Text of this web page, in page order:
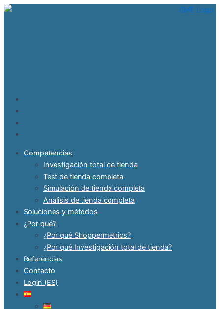
Ir
Competencias
Investigación total de tienda
Test de tienda completa
Simulación de tienda completa
Análisis de tienda completa
Soluciones y métodos
¿Por qué?
¿Por qué Shoppermetrics?
¿Por qué Investigación total de tienda?
Referencias
Contacto
Login (ES)